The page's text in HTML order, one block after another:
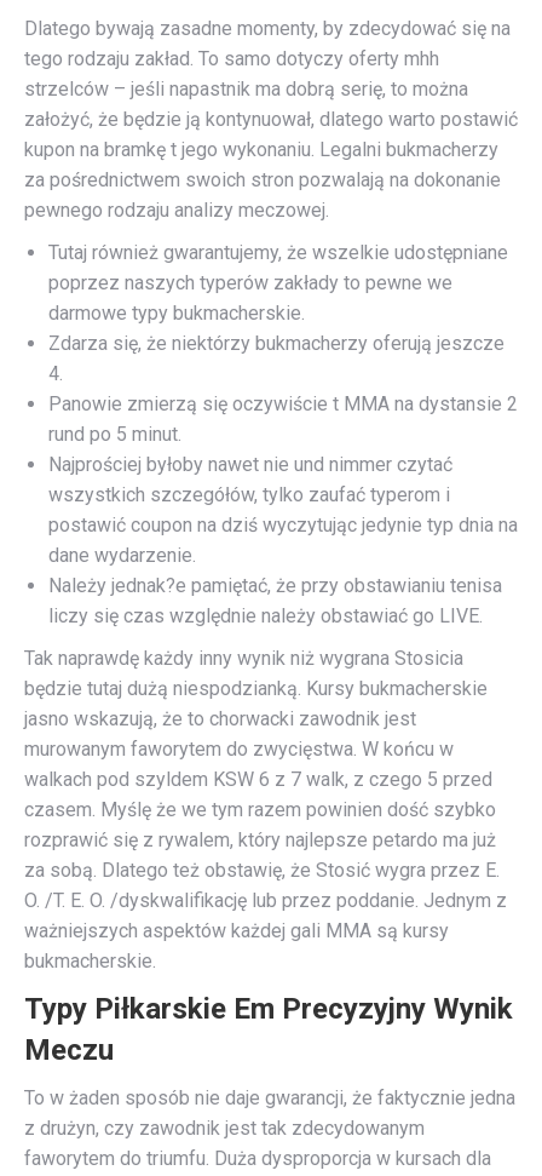
Dlatego bywają zasadne momenty, by zdecydować się na
tego rodzaju zakład. To samo dotyczy oferty mhh
strzelców – jeśli napastnik ma dobrą serię, to można
założyć, że będzie ją kontynuował, dlatego warto postawić
kupon na bramkę t jego wykonaniu. Legalni bukmacherzy
za pośrednictwem swoich stron pozwalają na dokonanie
pewnego rodzaju analizy meczowej.
Tutaj również gwarantujemy, że wszelkie udostępniane
poprzez naszych typerów zakłady to pewne we
darmowe typy bukmacherskie.
Zdarza się, że niektórzy bukmacherzy oferują jeszcze
4.
Panowie zmierzą się oczywiście t MMA na dystansie 2
rund po 5 minut.
Najprościej byłoby nawet nie und nimmer czytać
wszystkich szczegółów, tylko zaufać typerom i
postawić coupon na dziś wyczytując jedynie typ dnia na
dane wydarzenie.
Należy jednak?e pamiętać, że przy obstawianiu tenisa
liczy się czas względnie należy obstawiać go LIVE.
Tak naprawdę każdy inny wynik niż wygrana Stosicia
będzie tutaj dużą niespodzianką. Kursy bukmacherskie
jasno wskazują, że to chorwacki zawodnik jest
murowanym faworytem do zwycięstwa. W końcu w
walkach pod szyldem KSW 6 z 7 walk, z czego 5 przed
czasem. Myślę że we tym razem powinien dość szybko
rozprawić się z rywalem, który najlepsze petardo ma już
za sobą. Dlatego też obstawię, że Stosić wygra przez E.
O. /T. E. O. /dyskwalifikację lub przez poddanie. Jednym z
ważniejszych aspektów każdej gali MMA są kursy
bukmacherskie.
Typy Piłkarskie Em Precyzyjny Wynik
Meczu
To w żaden sposób nie daje gwarancji, że faktycznie jedna
z drużyn, czy zawodnik jest tak zdecydowanym
faworytem do triumfu. Duża dysproporcja w kursach dla